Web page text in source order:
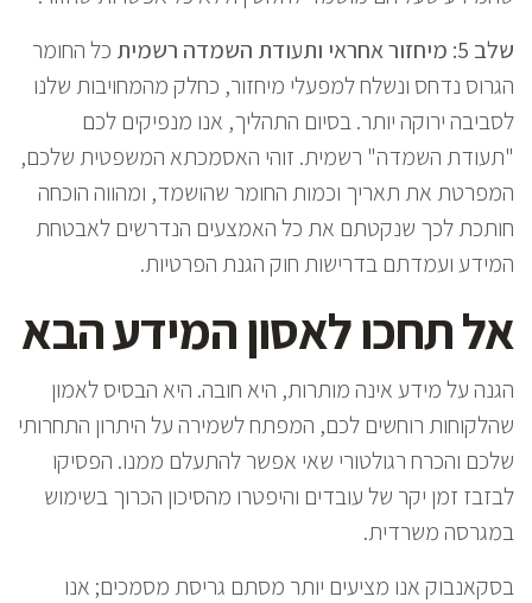
שלב 5: מיחזור אחראי ותעודת השמדה רשמית
כל החומר
הגרוס נדחס ונשלח למפעלי מיחזור, כחלק מהמחויבות שלנו
לסביבה ירוקה יותר. בסיום התהליך, אנו מנפיקים לכם
"תעודת השמדה" רשמית. זוהי האסמכתא המשפטית שלכם,
המפרטת את תאריך וכמות החומר שהושמד, ומהווה הוכחה
חותכת לכך שנקטתם את כל האמצעים הנדרשים לאבטחת
המידע ועמדתם בדרישות חוק הגנת הפרטיות.
אל תחכו לאסון המידע הבא
הגנה על מידע אינה מותרות, היא חובה. היא הבסיס לאמון
שהלקוחות רוחשים לכם, המפתח לשמירה על היתרון התחרותי
שלכם והכרח רגולטורי שאי אפשר להתעלם ממנו. הפסיקו
לבזבז זמן יקר של עובדים והיפטרו מהסיכון הכרוך בשימוש
במגרסה משרדית.
בסקאנבוק אנו מציעים יותר מסתם גריסת מסמכים; אנו